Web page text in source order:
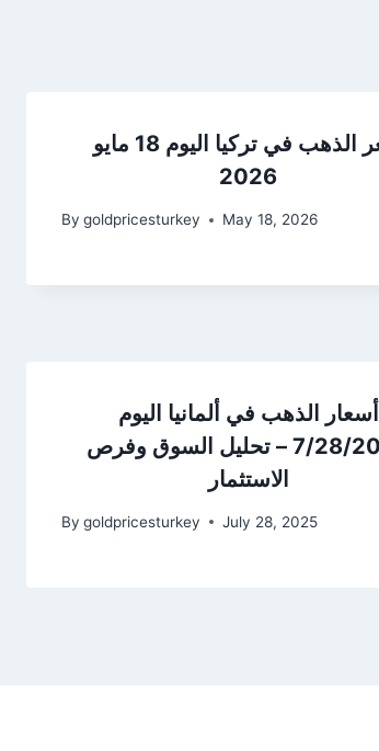
سعر الذهب في تركيا اليوم 18 مايو
2026
By goldpricesturkey May 18, 2026
أسعار الذهب في ألمانيا اليوم
7/28/2025 – تحليل السوق وفرص
الاستثمار
By goldpricesturkey July 28, 2025